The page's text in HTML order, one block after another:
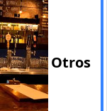
Otros